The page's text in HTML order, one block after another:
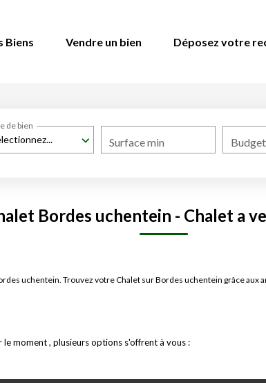
Biens Vendre un bien Déposez votre
de bien
Surface min
Bordes uchentein - Chalet a
uchentein. Trouvez votre Chalet sur Bordes uchentein grâce aux
moment , plusieurs options s'offrent à vous :